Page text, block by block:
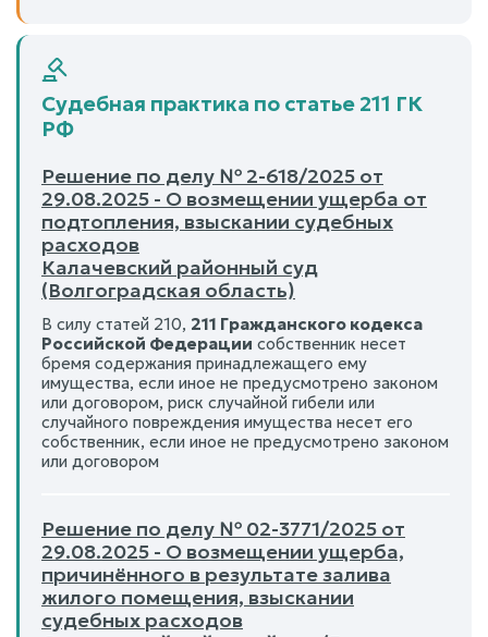
Судебная практика по статье 211 ГК
РФ
Решение по делу № 2-618/2025 от
29.08.2025 - О возмещении ущерба от
подтопления, взыскании судебных
расходов
Калачевский районный суд
(Волгоградская область)
В силу статей 210, 211 Гражданского кодекса
Российской Федерации собственник несет
бремя содержания принадлежащего ему
имущества, если иное не предусмотрено законом
или договором, риск случайной гибели или
случайного повреждения имущества несет его
собственник, если иное не предусмотрено законом
или договором
Решение по делу № 02-3771/2025 от
29.08.2025 - О возмещении ущерба,
причинённого в результате залива
жилого помещения, взыскании
судебных расходов